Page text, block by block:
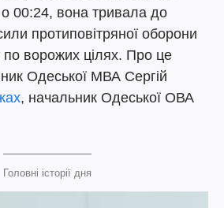
00:24, вона тривала до
протиповітряної оборони
по ворожих цілях. Про це
Одеської МВА Сергій
, начальник Одеської ОВА
Головні історії дня